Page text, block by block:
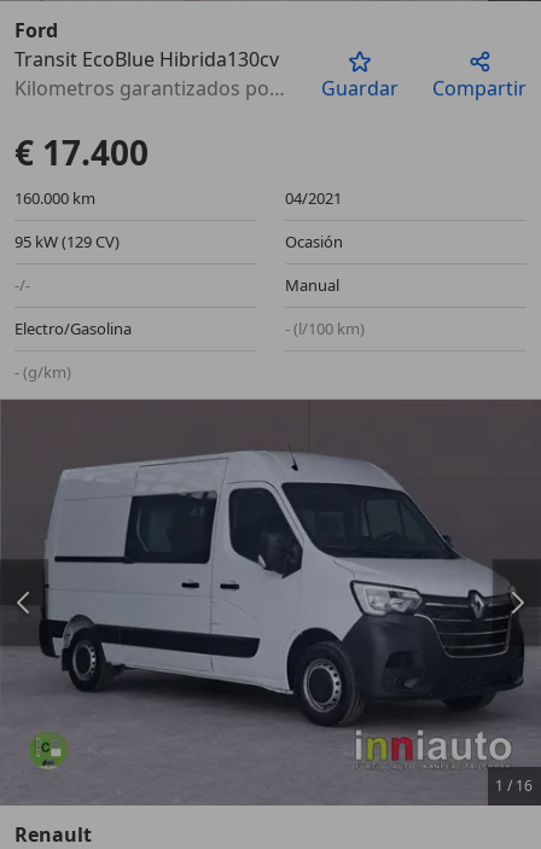
Anterior
Ford
Transit EcoBlue Hibrida130cv
Kilometros garantizados por escrito
Guardar Compartir
€ 17.400
160.000 km
04/2021
95 kW (129 CV)
Ocasión
-/-
Manual
Electro/Gasolina
- (l/100 km)
- (g/km)
1 / 16
Renault